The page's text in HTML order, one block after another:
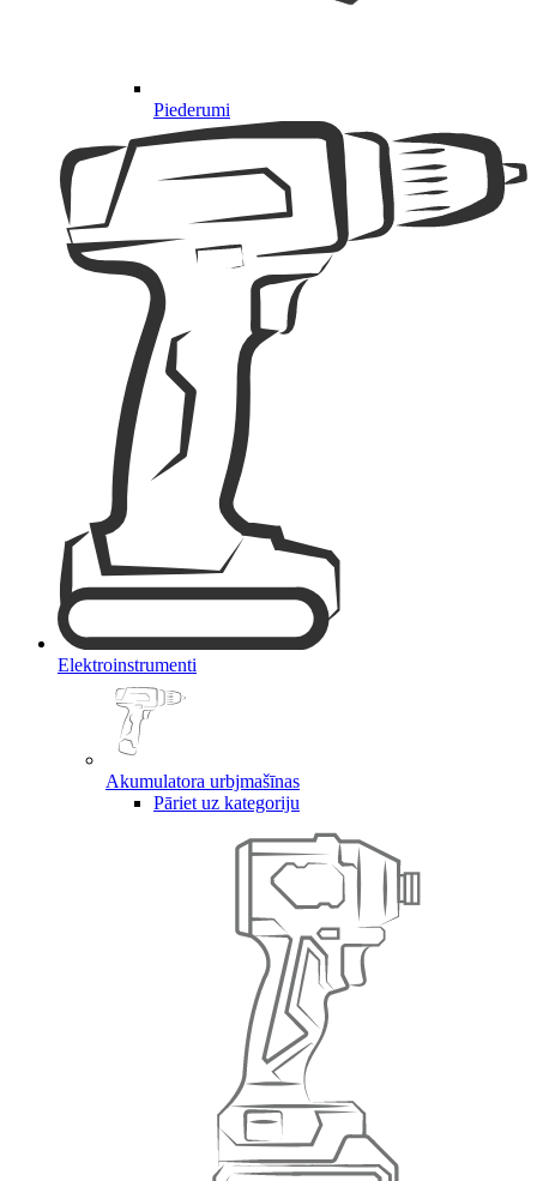
Piederumi
Elektroinstrumenti
Akumulatora urbjmašīnas
Pāriet uz kategoriju